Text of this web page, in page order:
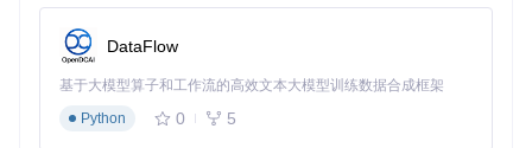
"三参数调优法则：辨分辨率定guide_size，看细节量调denois
e，控处理强度设threshold"
像素级区域操控引擎应用
DataFlow
基于大模型算子和工作流的高效文本大模型训练数据合成框架
Python
0 5